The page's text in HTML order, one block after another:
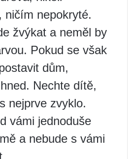
ničím nepokryté.
žvýkat a neměl by
Pokud se však
dům,
Nechte dítě,
nejprve zvyklo.
vámi jednoduše
a nebude s vámi